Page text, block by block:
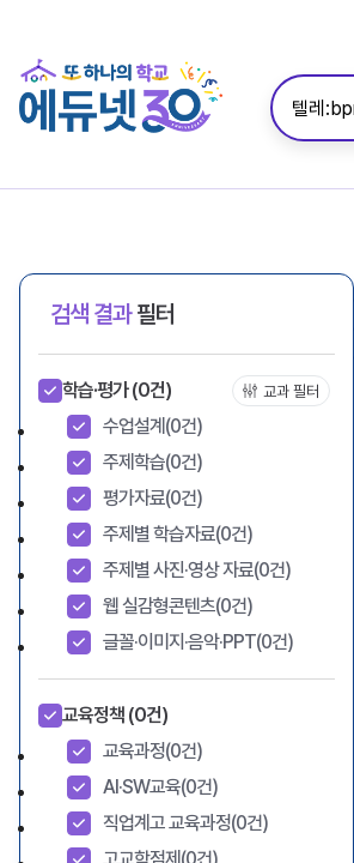
검색 결과필터
교과 필터
학습·평가(0건)
수업설계 (0건)
주제학습(0건)
평가자료(0건)
주제별 학습자료(0건)
주제별 사진·영상 자료(0건)
웹 실감형콘텐츠(0건)
글꼴·이미지·음악·PPT(0건)
교육정책 (0건)
교육과정(0건)
AI·SW교육(0건)
직업계고 교육과정(0건)